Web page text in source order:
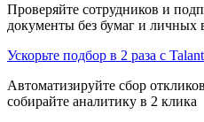
Проверяйте сотрудников и
документы без бумаг и личных
Ускорьте подбор в 2 раза с
Автоматизируйте сбор
собирайте аналитику в 2 клика